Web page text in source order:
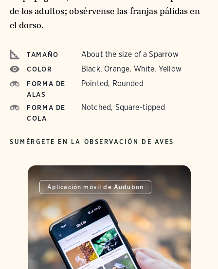
de los adultos; obsérvense las franjas pálidas en
el dorso.
TAMAÑO About the size of a Sparrow
COLOR Black, Orange, White, Yellow
FORMA DE
ALAS
Pointed, Rounded
FORMA DE
COLA
Notched, Square-tipped
SUMÉRGETE EN LA OBSERVACIÓN DE AVES
Aplicación móvil de Audubon